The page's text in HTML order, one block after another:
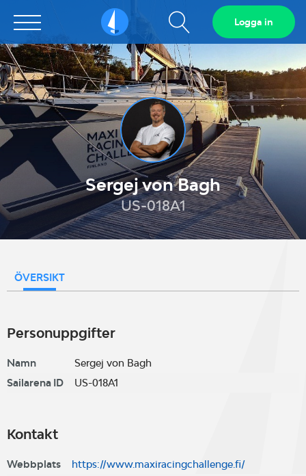
Sailarena Visa
sökfält
Logga in
Sergej von Bagh
US-018A1
ÖVERSIKT
Personuppgifter
Namn
Sergej von Bagh
Sailarena ID
US-018A1
Kontakt
Webbplats
https://www.maxiracingchallenge.fi/